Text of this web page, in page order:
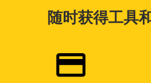
随时获得工具